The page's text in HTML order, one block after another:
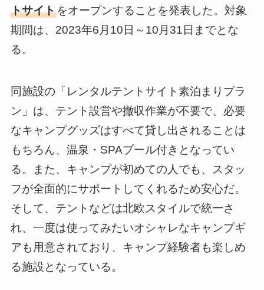
トサイトをオープンすることを発表した。対象
期間は、2023年6月10日～10月31日までとな
る。
同施設の「レンタルテントサイト素泊まりプラ
ン」は、テント設営や撤収作業が不要で、必要
なキャンプグッズはすべて貸し出されることは
もちろん、温泉・SPAプール付きとなってい
る。また、キャンプが初めての人でも、スタッ
フが全面的にサポートしてくれるため安心だ。
そして、テントなどは北欧スタイルで統一さ
れ、一度は使ってみたいオシャレなキャンプギ
アも用意されており、キャンプ経験者も楽しめ
る施設となっている。